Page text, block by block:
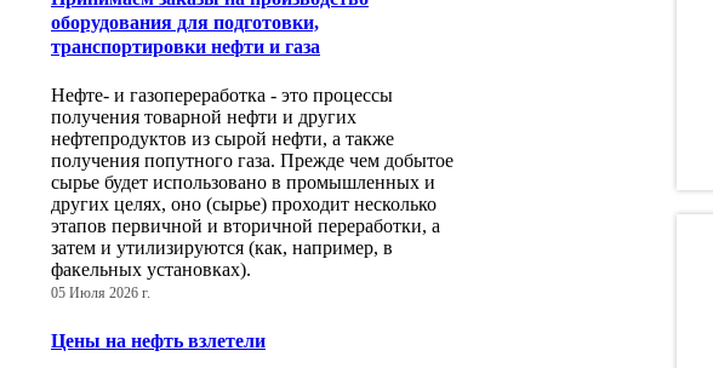
оборудования для подготовки,
транспортировки нефти и газа
Нефте- и газопереработка - это процессы
получения товарной нефти и других
нефтепродуктов из сырой нефти, а также
получения попутного газа. Прежде чем добытое
сырье будет использовано в промышленных и
других целях, оно (сырье) проходит несколько
этапов первичной и вторичной переработки, а
затем и утилизируются (как, например, в
факельных установках).
05 Июля 2026 г.
Цены на нефть взлетели